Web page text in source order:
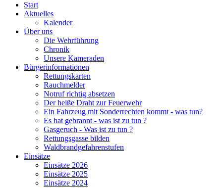
Start
Aktuelles
Kalender
Über uns
Die Wehrführung
Chronik
Unsere Kameraden
Bürgerinformationen
Rettungskarten
Rauchmelder
Notruf richtig absetzen
Der heiße Draht zur Feuerwehr
Ein Fahrzeug mit Sonderrechten kommt - was tun?
Es hat gebrannt - was ist zu tun ?
Gasgeruch - Was ist zu tun ?
Rettungsgasse bilden
Waldbrandgefahrenstufen
Einsätze
Einsätze 2026
Einsätze 2025
Einsätze 2024